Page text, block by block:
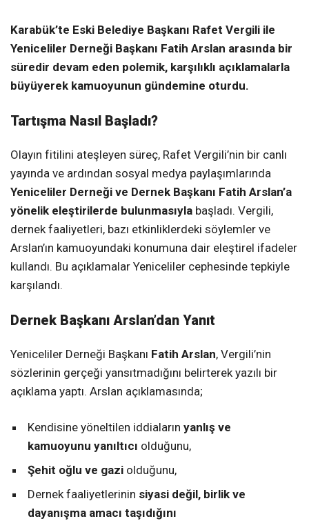
Karabük’te Eski Belediye Başkanı Rafet Vergili ile
Yeniceliler Derneği Başkanı Fatih Arslan arasında bir
süredir devam eden polemik, karşılıklı açıklamalarla
büyüyerek kamuoyunun gündemine oturdu.
Tartışma Nasıl Başladı?
Olayın fitilini ateşleyen süreç, Rafet Vergili’nin bir canlı
yayında ve ardından sosyal medya paylaşımlarında
Yeniceliler Derneği ve Dernek Başkanı Fatih Arslan’a
yönelik eleştirilerde bulunmasıyla başladı. Vergili,
dernek faaliyetleri, bazı etkinliklerdeki söylemler ve
Arslan’ın kamuoyundaki konumuna dair eleştirel ifadeler
kullandı. Bu açıklamalar Yeniceliler cephesinde tepkiyle
karşılandı.
Dernek Başkanı Arslan’dan Yanıt
Yeniceliler Derneği Başkanı Fatih Arslan, Vergili’nin
sözlerinin gerçeği yansıtmadığını belirterek yazılı bir
açıklama yaptı. Arslan açıklamasında;
Kendisine yöneltilen iddiaların yanlış ve
kamuoyunu yanıltıcı olduğunu,
Şehit oğlu ve gazi olduğunu,
Dernek faaliyetlerinin siyasi değil, birlik ve
dayanışma amacı taşıdığını